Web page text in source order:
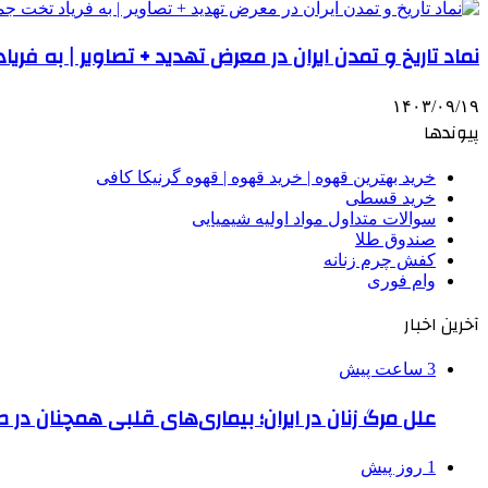
نماد تاریخ و تمدن ایران در معرض تهدید + تصاویر | به
۱۴۰۳/۰۹/۱۹
پیوندها
خرید بهترین قهوه | خرید قهوه | قهوه گرنیکا کافی
خرید قسطی
سوالات متداول مواد اولیه شیمیایی
صندوق طلا
کفش چرم زنانه
وام فوری
آخرین اخبار
3 ساعت پیش
علل مرگ زنان در ایران؛ بیماری‌های قلبی همچنان در
1 روز پیش